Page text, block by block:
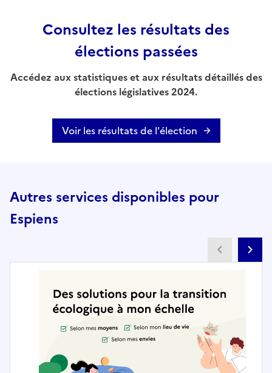
Consultez les résultats des
élections passées
Accédez aux statistiques et aux résultats détaillés des
élections législatives 2024.
Voir les résultats de l'élection
Autres services disponibles pour
Espiens